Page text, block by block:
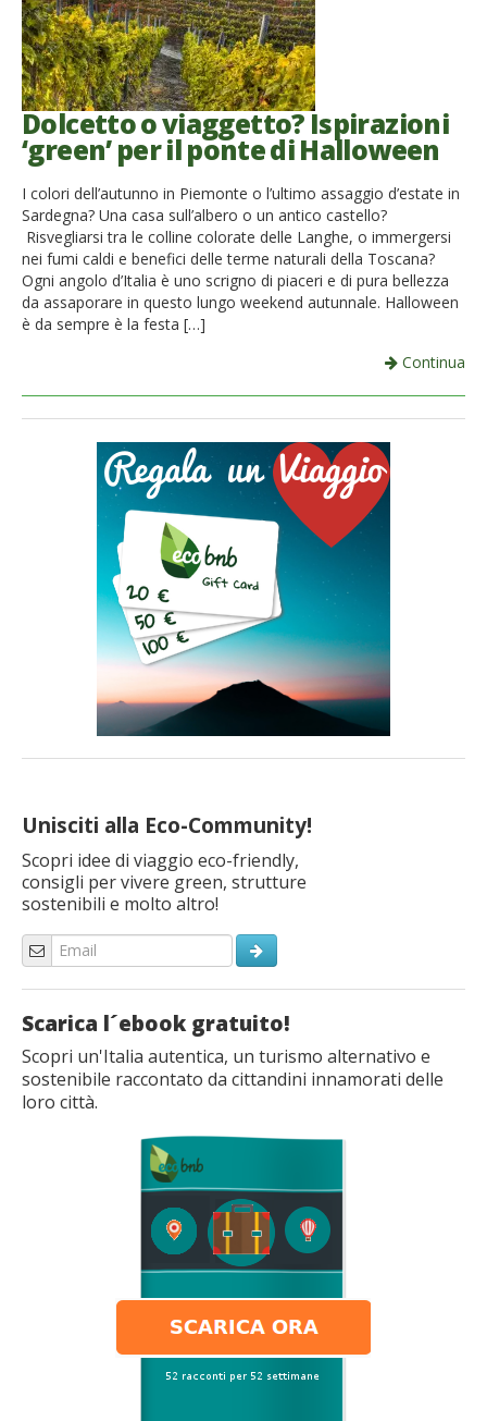
Dolcetto o viaggetto? Ispirazioni
‘green’ per il ponte di Halloween
I colori dell’autunno in Piemonte o l’ultimo assaggio d’estate in
Sardegna? Una casa sull’albero o un antico castello?
Risvegliarsi tra le colline colorate delle Langhe, o immergersi
nei fumi caldi e benefici delle terme naturali della Toscana?
Ogni angolo d’Italia è uno scrigno di piaceri e di pura bellezza
da assaporare in questo lungo weekend autunnale. Halloween
è da sempre è la festa […]
Continua
Unisciti alla Eco-Community!
Scopri idee di viaggio eco-friendly,
consigli per vivere green, strutture
sostenibili e molto altro!
Scarica l´ebook gratuito!
Scopri un'Italia autentica, un turismo alternativo e
sostenibile raccontato da cittandini innamorati delle
loro città.